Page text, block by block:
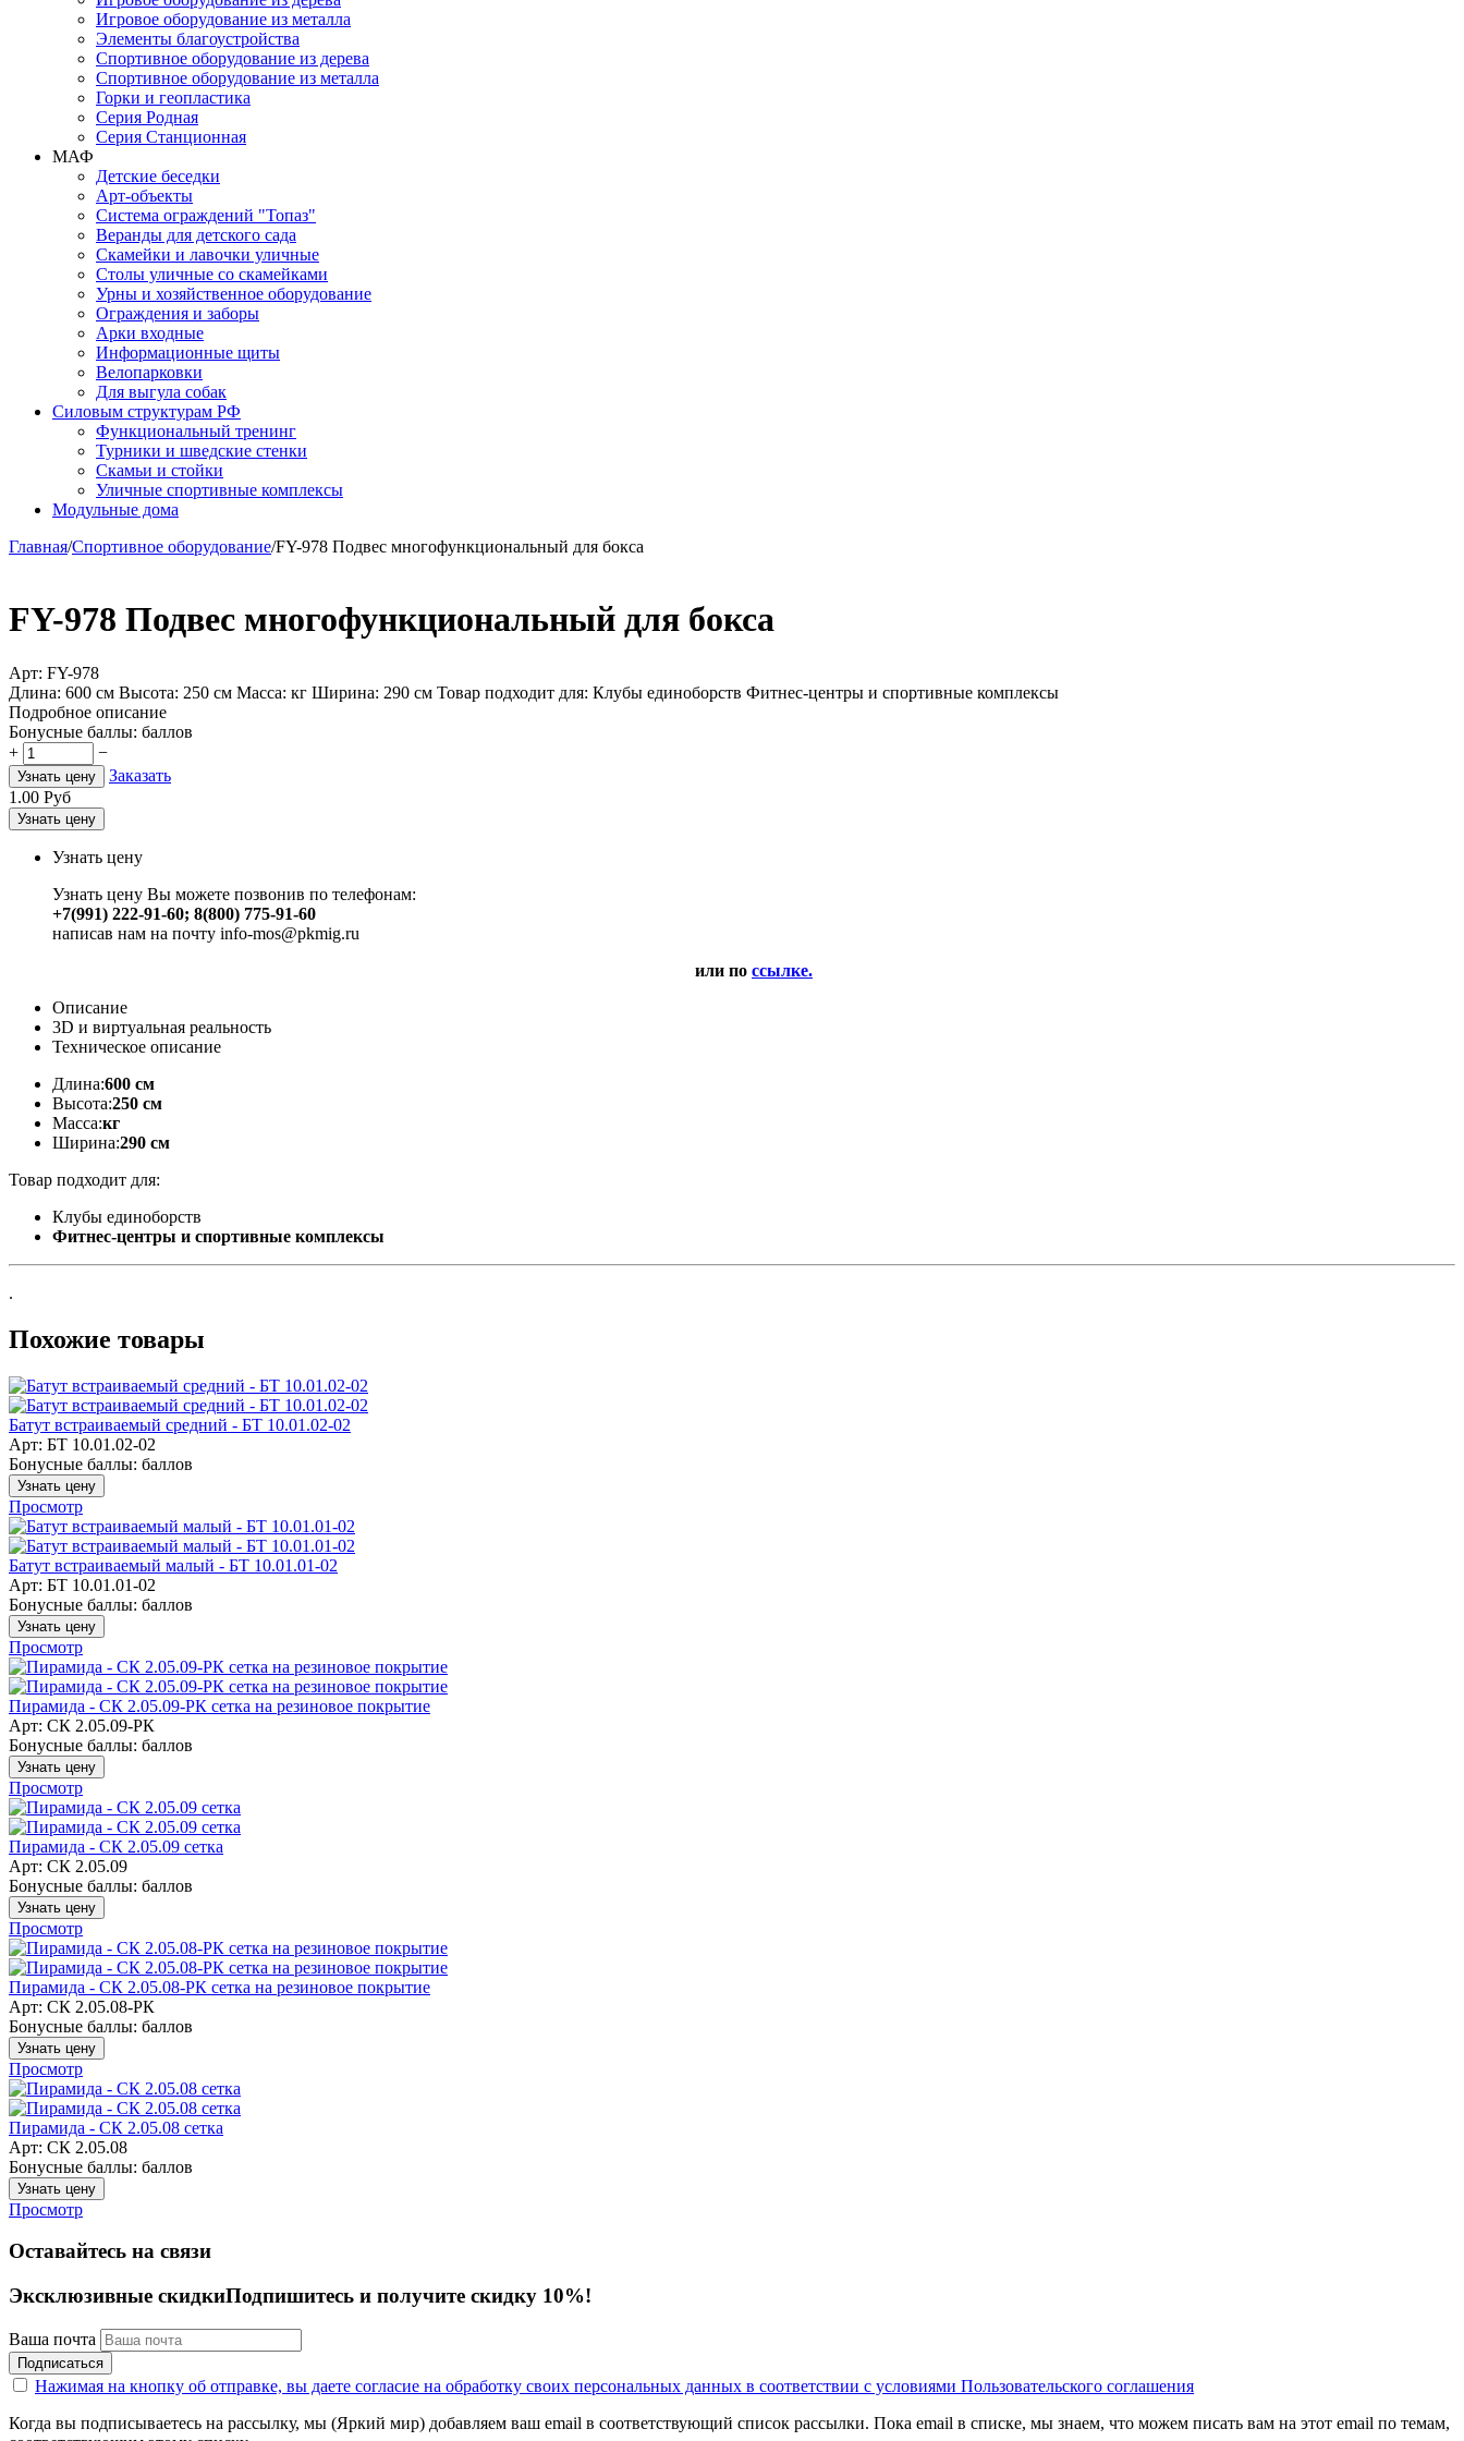
Игровое оборудование из металла
Элементы благоустройства
Спортивное оборудование из дерева
Спортивное оборудование из металла
Горки и геопластика
Серия Родная
Серия Станционная
МАФ
Детские беседки
Арт-объекты
Система ограждений "Топаз"
Веранды для детского сада
Скамейки и лавочки уличные
Столы уличные со скамейками
Урны и хозяйственное оборудование
Ограждения и заборы
Арки входные
Информационные щиты
Велопарковки
Для выгула собак
Силовым структурам РФ
Функциональный тренинг
Турники и шведские стенки
Скамьи и стойки
Уличные спортивные комплексы
Модульные дома
Главная/Спортивное оборудование/FY-978 Подвес многофункциональный для бокса
FY-978 Подвес многофункциональный для бокса
Арт: FY-978
Длина: 600 см Высота: 250 см Масса: кг Ширина: 290 см Товар подходит для: Клубы единоборств Фитнес-центры и спортивные комплексы
Подробное описание
Бонусные баллы: баллов
+
−
Узнать цену
Заказать
1.00 Руб
Узнать цену
Узнать цену
Узнать цену Вы можете позвонив по телефонам:
+7(991) 222-91-60; 8(800) 775-91-60
написав нам на почту info-mos@pkmig.ru
или по ссылке.
Описание
3D и виртуальная реальность
Техническое описание
Длина:600 см
Высота:250 см
Масса:кг
Ширина:290 см
Товар подходит для:
Клубы единоборств
Фитнес-центры и спортивные комплексы
.
Похожие товары
Батут встраиваемый средний - БТ 10.01.02-02
Арт: БТ 10.01.02-02
Бонусные баллы: баллов
Узнать цену
Просмотр
Батут встраиваемый малый - БТ 10.01.01-02
Арт: БТ 10.01.01-02
Бонусные баллы: баллов
Узнать цену
Просмотр
Пирамида - СК 2.05.09-РК сетка на резиновое покрытие
Арт: СК 2.05.09-РК
Бонусные баллы: баллов
Узнать цену
Просмотр
Пирамида - СК 2.05.09 сетка
Арт: СК 2.05.09
Бонусные баллы: баллов
Узнать цену
Просмотр
Пирамида - СК 2.05.08-РК сетка на резиновое покрытие
Арт: СК 2.05.08-РК
Бонусные баллы: баллов
Узнать цену
Просмотр
Пирамида - СК 2.05.08 сетка
Арт: СК 2.05.08
Бонусные баллы: баллов
Узнать цену
Просмотр
Оставайтесь на связи
Эксклюзивные скидкиПодпишитесь и получите скидку 10%!
Ваша почта
Подписаться
Нажимая на кнопку об отправке, вы даете согласие на обработку своих персональных данных в соответствии с условиями Пользовательского соглашения
Когда вы подписываетесь на рассылку, мы (Яркий мир) добавляем ваш email в соответствующий список рассылки. Пока email в списке, мы знаем, что можем писать вам на этот email по темам,